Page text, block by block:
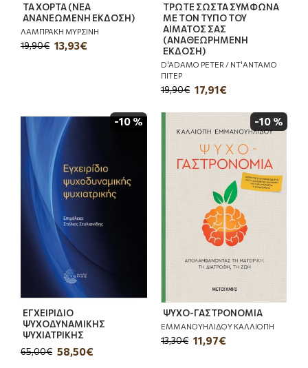
ΤΑ ΧΟΡΤΑ (ΝΕΑ
ΑΝΑΝΕΩΜΕΝΗ ΕΚΔΟΣΗ)
ΛΑΜΠΡΑΚΗ ΜΥΡΣΙΝΗ
13,93€
19,90€
ΤΡΩΤΕ ΣΩΣΤΑ ΣΥΜΦΩΝΑ
ΜΕ ΤΟΝ ΤΥΠΟ ΤΟΥ
ΑΙΜΑΤΟΣ ΣΑΣ
(ΑΝΑΘΕΩΡΗΜΕΝΗ
ΕΚΔΟΣΗ)
D'ADAMO PETER / ΝΤ'ΑΝΤΑΜΟ
ΠΙΤΕΡ
17,91€
19,90€
-10 %
ΕΓΧΕΙΡΙΔΙΟ
ΨΥΧΟΔΥΝΑΜΙΚΗΣ
ΨΥΧΙΑΤΡΙΚΗΣ
58,50€
65,00€
-10 %
ΨΥΧΟ-ΓΑΣΤΡΟΝΟΜΙΑ
ΕΜΜΑΝΟΥΗΛΙΔΟΥ ΚΑΛΛΙΟΠΗ
11,97€
13,30€